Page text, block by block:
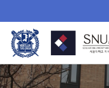
로
메
뉴